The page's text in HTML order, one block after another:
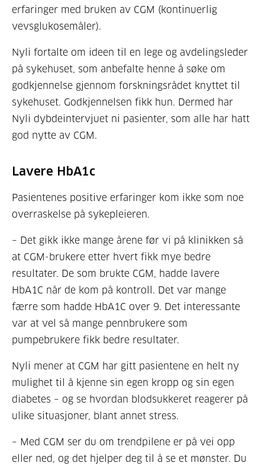
erfaringer med bruken av CGM (kontinuerlig
vevsglukosemåler).
Nyli fortalte om ideen til en lege og avdelingsleder
på sykehuset, som anbefalte henne å søke om
godkjennelse gjennom forskningsrådet knyttet til
sykehuset. Godkjennelsen fikk hun. Dermed har
Nyli dybdeintervjuet ni pasienter, som alle har hatt
god nytte av CGM.
Lavere HbA1c
Pasientenes positive erfaringer kom ikke som noe
overraskelse på sykepleieren.
– Det gikk ikke mange årene før vi på klinikken så
at CGM-brukere etter hvert fikk mye bedre
resultater. De som brukte CGM, hadde lavere
HbA1C når de kom på kontroll. Det var mange
færre som hadde HbA1C over 9. Det interessante
var at vel så mange pennbrukere som
pumpebrukere fikk bedre resultater.
Nyli mener at CGM har gitt pasientene en helt ny
mulighet til å kjenne sin egen kropp og sin egen
diabetes – og se hvordan blodsukkeret reagerer på
ulike situasjoner, blant annet stress.
– Med CGM ser du om trendpilene er på vei opp
eller ned, og det hjelper deg til å se et mønster. Du